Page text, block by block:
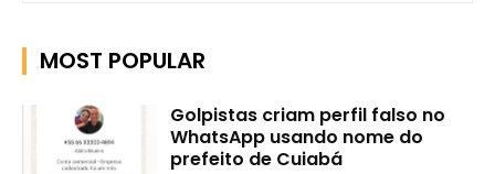
MOST POPULAR
Golpistas criam perfil falso no
WhatsApp usando nome do
prefeito de Cuiabá